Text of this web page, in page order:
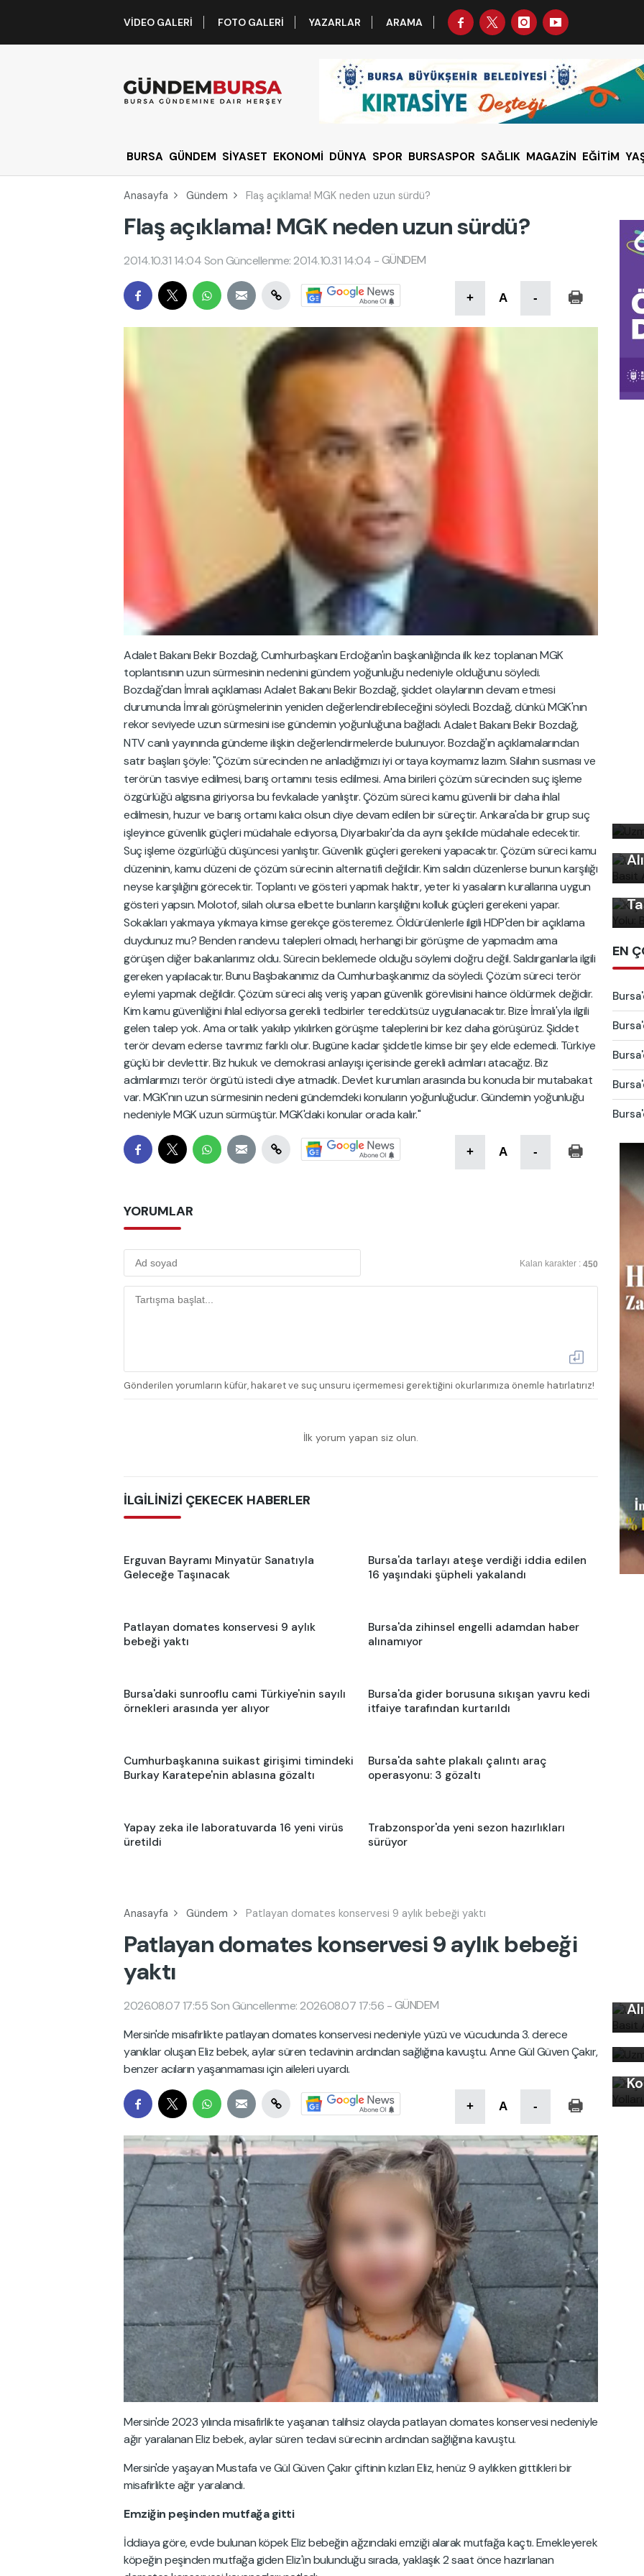
VIDEO GALERI FOTO GALERI YAZARLAR ARAMA
BURSA GÜNDEM SİYASET EKONOMİ DÜNYA SPOR BURSASPOR SAĞLIK MAGAZİN EĞİTİM
Anasayfa Gündem Flaş açıklama! MGK neden uzun sürdü?
Flaş açıklama! MGK neden uzun sürdü?
2014.10.31 14:04 Son Güncellenme: 2014.10.31 14:04 -GÜNDEM
+ A -
Adalet Bakanı Bekir Bozdağ, Cumhurbaşkanı Erdoğan'ın başkanlığında ilk kez toplanan MGK
toplantısının uzun sürmesinin nedenini gündem yoğunluğu nedeniyle olduğunu söyledi.
Bozdağ'dan İmralı açıklaması Adalet Bakanı Bekir Bozdağ, şiddet olaylarının devam etmesi
durumunda İmralı görüşmelerinin yeniden değerlendirebileceğini söyledi. Bozdağ, dünkü MGK'nın
rekor seviyede uzun sürmesini ise gündemin yoğunluğuna bağladı.Adalet Bakanı Bekir Bozdağ,
NTV canlı yayınında gündeme ilişkin değerlendirmelerde bulunuyor.Bozdağ'ın açıklamalarından
satır başları şöyle:"Çözüm sürecinden ne anladığımızı iyi ortaya koymamız lazım. Silahın susması ve
terörün tasviye edilmesi, barış ortamını tesis edilmesi. Ama birileri çözüm sürecinden suç işleme
özgürlüğü algısına giriyorsa bu fevkalade yanlıştır. Çözüm süreci kamu güvenlii bir daha ihlal
edilmesin, huzur ve barış ortamı kalıcı olsun diye devam edilen bir süreçtir.Ankara'da bir grup suç
işleyince güvenlik güçleri müdahale ediyorsa, Diyarbakır'da da aynı şekilde müdahale edecektir.
Suç işleme özgürlüğü düşüncesi yanlıştır. Güvenlik güçleri gerekeni yapacaktır.Çözüm süreci kamu
düzeninin, kamu düzeni de çözüm sürecinin alternatifi değildir. Kim saldırı düzenlerse bunun karşılığı
neyse karşılığını görecektir. Toplantı ve gösteri yapmak haktır, yeter ki yasaların kurallarına uygun
gösteri yapsın.Molotof, silah olursa elbette bunların karşılığını kolluk güçleri gerekeni yapar.
Sokakları yakmaya yıkmaya kimse gerekçe gösteremez.Öldürülenlerle ilgili HDP'den bir açıklama
duydunuz mu? Benden randevu talepleri olmadı, herhangi bir görüşme de yapmadım ama
görüşen diğer bakanlarımız oldu. Sürecin beklemede olduğu söylemi doğru değil. Saldırganlarla ilgili
gereken yapılacaktır.Bunu Başbakanımız da Cumhurbaşkanımız da söyledi. Çözüm süreci terör
eylemi yapmak değildir. Çözüm süreci alış veriş yapan güvenlik görevlisini haince öldürmek değidir.
Kim kamu güvenliğini ihlal ediyorsa gerekli tedbirler tereddütsüz uygulanacaktır. Bize İmralı'yla ilgili
gelen talep yok. Ama ortalık yakılıp yıkılırken görüşme taleplerini bir kez daha görüşürüz. Şiddet
terör devam ederse tavrımız farklı olur. Bugüne kadar şiddetle kimse bir şey elde edemedi. Türkiye
güçlü bir devlettir. Biz hukuk ve demokrasi anlayışı içerisinde gerekli adımları atacağız. Biz
adımlarımızı terör örgütü istedi diye atmadık. Devlet kurumları arasında bu konuda bir mutabakat
var. MGK'nın uzun sürmesinin nedeni gündemdeki konuların yoğunluğudur. Gündemin yoğunluğu
nedeniyle MGK uzun sürmüştür. MGK'daki konular orada kalır."
+ A -
YORUMLAR
Kalan karakter : 450
Gönderilen yorumların küfür, hakaret ve suç unsuru içermemesi gerektiğini okurlarımıza önemle hatırlatırız!
İlk yorum yapan siz olun.
İLGİLİNİZİ ÇEKECEK HABERLER
Erguvan Bayramı Minyatür Sanatıyla
Geleceğe Taşınacak
Bursa'da tarlayı ateşe verdiği iddia edilen
16 yaşındaki şüpheli yakalandı
Patlayan domates konservesi 9 aylık
bebeği yaktı
Bursa'da zihinsel engelli adamdan haber
alınamıyor
Bursa'daki sunrooflu cami Türkiye'nin sayılı
örnekleri arasında yer alıyor
Bursa'da gider borusuna sıkışan yavru kedi
itfaiye tarafından kurtarıldı
Cumhurbaşkanına suikast girişimi timindeki
Burkay Karatepe'nin ablasına gözaltı
Bursa'da sahte plakalı çalıntı araç
operasyonu: 3 gözaltı
Yapay zeka ile laboratuvarda 16 yeni virüs
üretildi
Trabzonspor'da yeni sezon hazırlıkları
sürüyor
EN
Anasayfa Gündem Patlayan domates konservesi 9 aylık bebeği yaktı
Patlayan domates konservesi 9 aylık bebeği
yaktı
2026.08.07 17:55 Son Güncellenme: 2026.08.07 17:56 -GÜNDEM
Mersin'de misafirlikte patlayan domates konservesi nedeniyle yüzü ve vücudunda 3. derece
yanıklar oluşan Eliz bebek, aylar süren tedavinin ardından sağlığına kavuştu. Anne Gül Güven Çakır,
benzer acıların yaşanmaması için aileleri uyardı.
+ A -
Mersin'de 2023 yılında misafirlikte yaşanan talihsiz olayda patlayan domates konservesi nedeniyle
ağır yaralanan Eliz bebek, aylar süren tedavi sürecinin ardından sağlığına kavuştu.
Mersin'de yaşayan Mustafa ve Gül Güven Çakır çiftinin kızları Eliz, henüz 9 aylıkken gittikleri bir
misafirlikte ağır yaralandı.
Emziğin peşinden mutfağa gitti
İddiaya göre, evde bulunan köpek Eliz bebeğin ağzındaki emziği alarak mutfağa kaçtı. Emekleyerek
köpeğin peşinden mutfağa giden Eliz'in bulunduğu sırada, yaklaşık 2 saat önce hazırlanan